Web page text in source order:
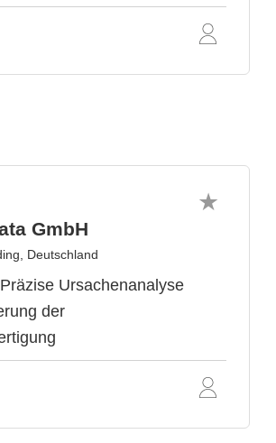
GmbH
Deutschland
Ursachenanalyse
der